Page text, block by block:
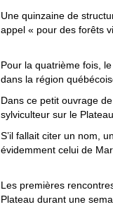
Une quinzaine de
appel « pour des forêts
Pour la quatrième fois,
dans la région
Dans ce petit ouvrage
sylviculteur sur le
S’il fallait citer un nom,
évidemment celui de
Les premières
Plateau durant une